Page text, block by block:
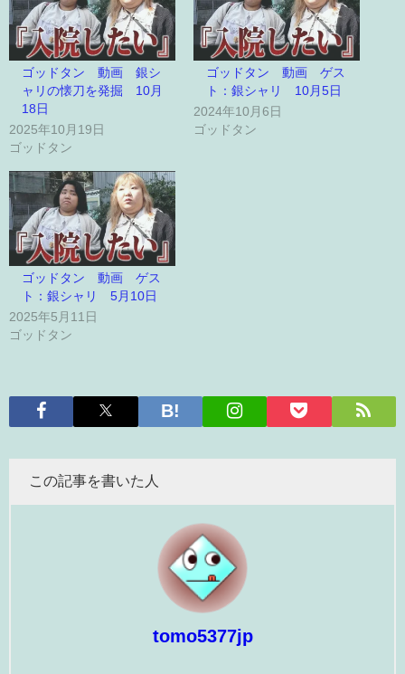
ゴッドタン 動画 銀シ
ャリの懐刀を発掘 10月
18日
2025年10月19日
ゴッドタン
ゴッドタン 動画 ゲス
ト：銀シャリ 10月5日
2024年10月6日
ゴッドタン
ゴッドタン 動画 ゲス
ト：銀シャリ 5月10日
2025年5月11日
ゴッドタン
この記事を書いた人
tomo5377jp